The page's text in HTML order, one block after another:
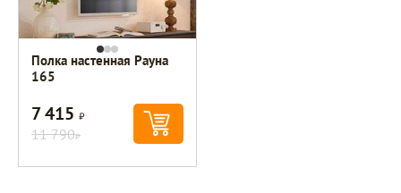
Полка настенная Рауна
165
7 415Р
11 790Р